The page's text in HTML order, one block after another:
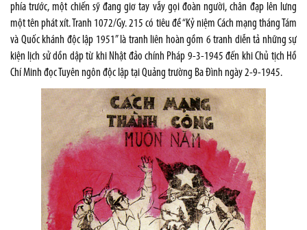
phía trước, một chiến sỹ đang giơ tay vẫy gọi đoàn người, chân đạp lên lưng
một tên phát xít. Tranh 1072/Gy. 215 có tiêu đề “Kỷ niệm Cách mạng tháng Tám
và Quốc khánh độc lập 1951” là tranh liên hoàn gồm 6 tranh diễn tả những sự
kiện lịch sử dồn dập từ khi Nhật đảo chính Pháp 9-3-1945 đến khi Chủ tịch Hồ
Chí Minh đọc Tuyên ngôn độc lập tại Quảng trường Ba Đình ngày 2-9-1945.